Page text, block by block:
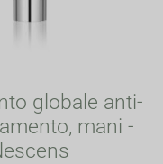
globale anti-
mani -